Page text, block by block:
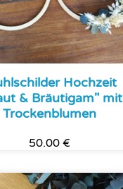
Hochzeit
& Bräutigam" mit
Trockenblumen
50.00 €